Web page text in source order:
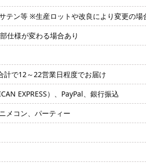
テン等 ※生産ロットや改良により変更の場
仕様が変わる場合あり
で12～22営業日程度でお届け
EXPRESS）、PayPal、銀行振込
メコン、パーティー